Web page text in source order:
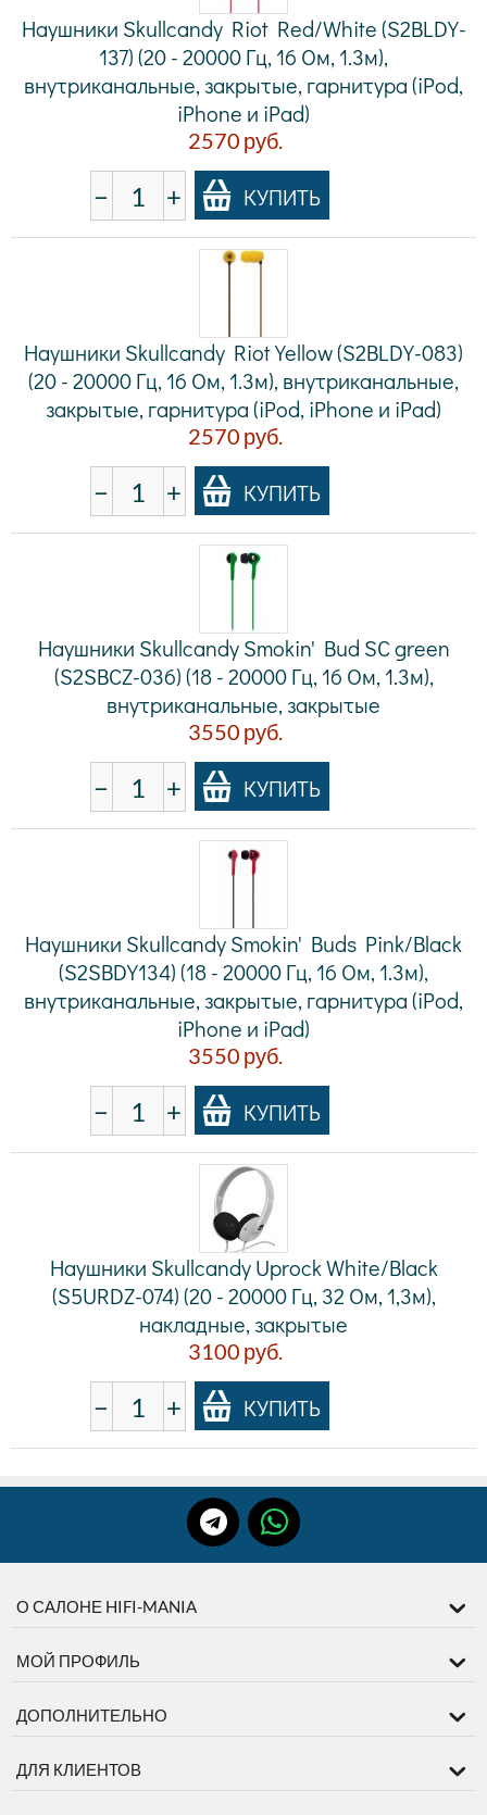
Наушники Skullcandy Riot Red/White (S2BLDY-
137) (20 - 20000 Гц, 16 Ом, 1.3м),
внутриканальные, закрытые, гарнитура (iPod,
iPhone и iPad)
2570 руб.
− + КУПИТЬ
Наушники Skullcandy Riot Yellow (S2BLDY-083)
(20 - 20000 Гц, 16 Ом, 1.3м), внутриканальные,
закрытые, гарнитура (iPod, iPhone и iPad)
2570 руб.
− + КУПИТЬ
Наушники Skullcandy Smokin' Bud SC green
(S2SBCZ-036) (18 - 20000 Гц, 16 Ом, 1.3м),
внутриканальные, закрытые
3550 руб.
− + КУПИТЬ
Наушники Skullcandy Smokin' Buds Pink/Black
(S2SBDY­134) (18 - 20000 Гц, 16 Ом, 1.3м),
внутриканальные, закрытые, гарнитура (iPod,
iPhone и iPad)
3550 руб.
− + КУПИТЬ
Наушники Skullcandy Uprock White/Black
(S5URDZ-074) (20 - 20000 Гц, 32 Ом, 1,3м),
накладные, закрытые
3100 руб.
− + КУПИТЬ
О САЛОНЕ HIFI-MANIA
МОЙ ПРОФИЛЬ
ДОПОЛНИТЕЛЬНО
ДЛЯ КЛИЕНТОВ